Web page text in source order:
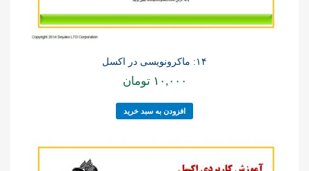
۱۴: ماکرونویسی در اکسل
۱۰,۰۰۰ تومان
افزودن به سبد خرید